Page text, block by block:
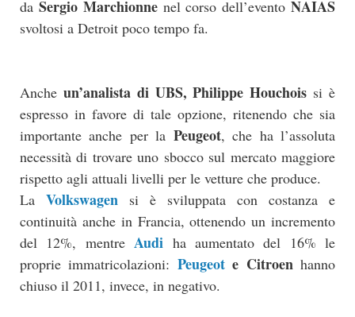
da Sergio Marchionne nel corso dell’evento NAIAS
svoltosi a Detroit poco tempo fa.
Anche un’analista di UBS, Philippe Houchois si è
espresso in favore di tale opzione, ritenendo che sia
importante anche per la Peugeot, che ha l’assoluta
necessità di trovare uno sbocco sul mercato maggiore
rispetto agli attuali livelli per le vetture che produce.
La Volkswagen
si è sviluppata con costanza e
continuità anche in Francia, ottenendo un incremento
del 12%, mentre Audi ha aumentato del 16% le
proprie immatricolazioni: Peugeote Citroen hanno
chiuso il 2011, invece, in negativo.